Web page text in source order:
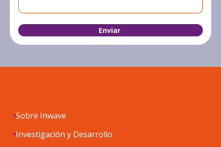
Sobre Inwave
Investigación y Desarrollo